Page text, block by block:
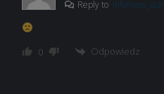
Reply to Infamous_star
0 Odpowiedz